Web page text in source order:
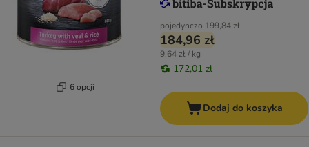
6 opcji
pojedynczo 199,84 zł
184,96 zł
9,64 zł / kg
172,01 zł
Dodaj do koszyka